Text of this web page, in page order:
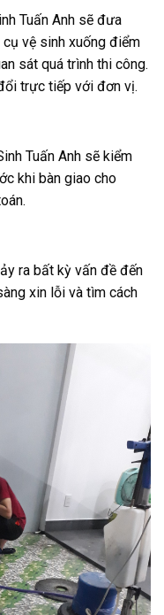
Tuấn Anh sẽ đưa
vệ sinh xuống điểm
sát quá trình thi công.
trực tiếp với đơn vị.
Tuấn Anh sẽ kiểm
khi bàn giao cho
ra bất kỳ vấn đề đến
xin lỗi và tìm cách